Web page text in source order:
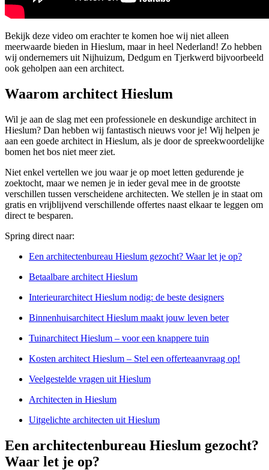
Bekijk deze video om erachter te komen hoe wij niet alleen
meerwaarde bieden in Hieslum, maar in heel Nederland! Zo hebben
wij ondernemers uit Nijhuizum, Dedgum en Tjerkwerd bijvoorbeeld
ook geholpen aan een architect.
Waarom architect Hieslum
Wil je aan de slag met een professionele en deskundige architect in
Hieslum? Dan hebben wij fantastisch nieuws voor je! Wij helpen je
aan een goede architect in Hieslum, als je door de spreekwoordelijke
bomen het bos niet meer ziet.
Niet enkel vertellen we jou waar je op moet letten gedurende je
zoektocht, maar we nemen je in ieder geval mee in de grootste
verschillen tussen verscheidene architecten. We stellen je in staat om
gratis en vrijblijvend verschillende offertes naast elkaar te leggen om
direct te besparen.
Spring direct naar:
Een architectenbureau Hieslum gezocht? Waar let je op?
Betaalbare architect Hieslum
Interieurarchitect Hieslum nodig: de beste designers
Binnenhuisarchitect Hieslum maakt jouw leven beter
Tuinarchitect Hieslum – voor een knappere tuin
Kosten architect Hieslum – Stel een offerteaanvraag op!
Veelgestelde vragen uit Hieslum
Architecten in Hieslum
Uitgelichte architecten uit Hieslum
Een architectenbureau Hieslum gezocht?
Waar let je op?